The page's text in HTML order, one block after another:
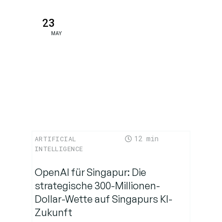
23
MAY
ARTIFICIAL
INTELLIGENCE
12
OpenAI für Singapur: Die
strategische 300-Millionen-
Dollar-Wette auf Singapurs KI-
Zukunft